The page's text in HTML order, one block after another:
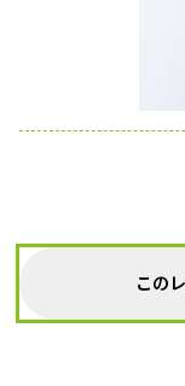
この